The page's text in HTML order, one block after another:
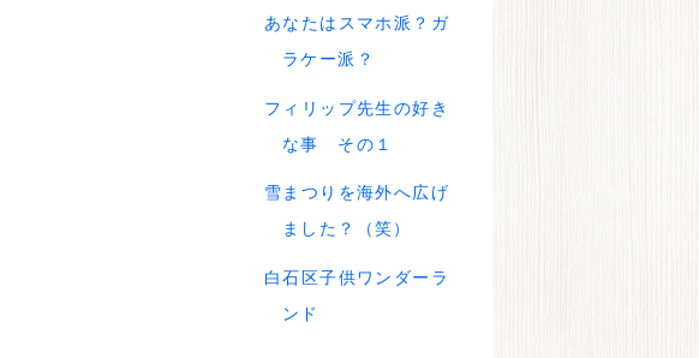
あなたはスマホ派？ガ
ラケー派？
フィリップ先生の好き
な事 その１
雪まつりを海外へ広げ
ました？（笑）
白石区子供ワンダーラ
ンド